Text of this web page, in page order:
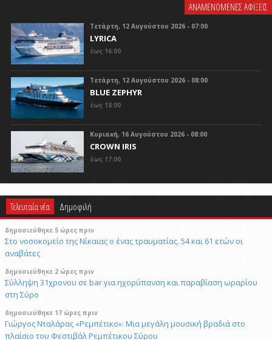
ΑΝΑΜΕΝΟΜΕΝΕΣ ΑΦΙΞΕΙΣ
Τετάρτη, 12 Αυγούστου 2026 - 07:00
LYRICA
έως 16:00
Τετάρτη, 12 Αυγούστου 2026 - 08:00
BLUE ZEPHYR
έως 18:00
Κυριακή, 16 Αυγούστου 2026 - 08:00
CROWN IRIS
έως 17:00
Τελευταία νέα Δημοφιλή
δημοσιεύθηκε 5 ώρες πριν
Στο νοσοκομείο της Νίκαιας ο ένας τραυματίας. 54 και 61 ετών οι
αναβάτες
δημοσιεύθηκε 2 ώρες πριν
Σύλληψη 31χρονου σε bar για ηχορύπανση και παραβίαση ωραρίου
στη Σύρο
δημοσιεύθηκε 17 ώρες πριν
Γιώργος Νταλάρας «Ρεμπέτικο»: Μια μεγάλη μουσική βραδιά στο
πλαίσιο του Φεστιβάλ Ρεμπέτικου Σύρου